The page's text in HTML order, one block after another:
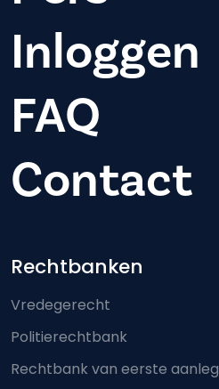
Inloggen
FAQ
Contact
Footer-menu
Rechtbanken
Vredegerecht
Politierechtbank
Rechtbank van eerste aanleg